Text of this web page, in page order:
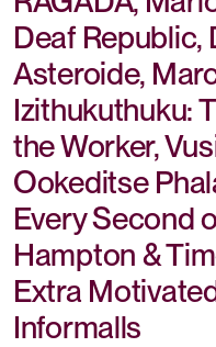
Deaf Republic,
Asteroide,
Izithukuthuku:
the Worker,
Ookeditse
Every Second
Hampton &
Extra
Informalls